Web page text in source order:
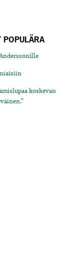
POPULÄRA
koskevan